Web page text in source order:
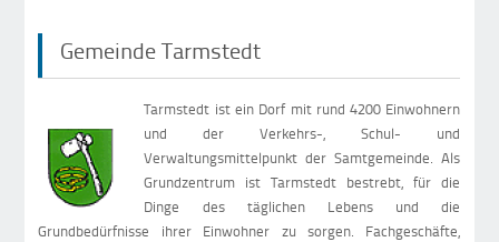
Gemeinde Tarmstedt
Tarmstedt ist ein Dorf mit rund 4200 Einwohnern
und der Verkehrs-, Schul- und
Verwaltungsmittelpunkt der Samtgemeinde. Als
Grundzentrum ist Tarmstedt bestrebt, für die
Dinge des täglichen Lebens und die
Grundbedürfnisse ihrer Einwohner zu sorgen. Fachgeschäfte,